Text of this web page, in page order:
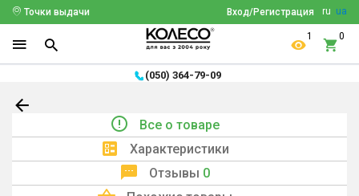
ru ua
Вход/Регистрация
Точки выдачи
1 0
(050) 364-79-09
Все о товаре
Характеристики
Отзывы 0